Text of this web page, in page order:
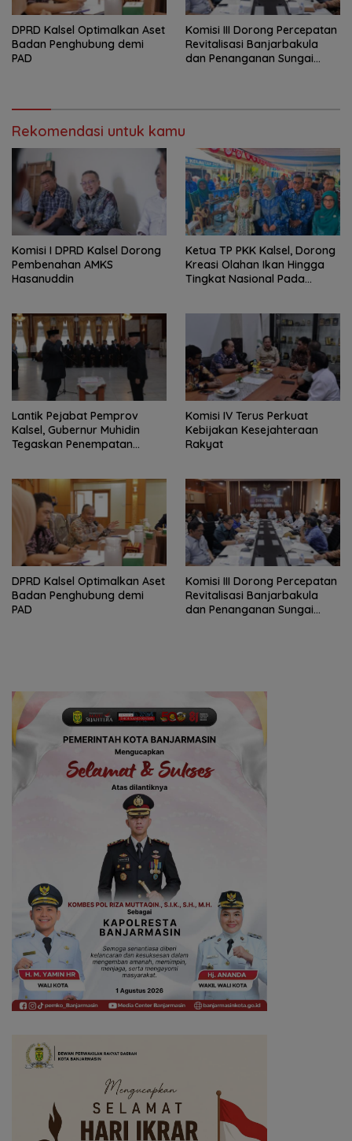
‎DPRD Kalsel Optimalkan Aset
Badan Penghubung demi
PAD
‎Komisi III Dorong Percepatan
Revitalisasi Banjarbakula
dan Penanganan Sungai
Rekomendasi untuk kamu
Komisi I DPRD Kalsel Dorong
Pembenahan AMKS
Hasanuddin
Ketua TP PKK Kalsel, Dorong
Kreasi Olahan Ikan Hingga
Tingkat Nasional Pada
Lantik Pejabat Pemprov
Kalsel, Gubernur Muhidin
Tegaskan Penempatan
Komisi IV Terus Perkuat
Kebijakan Kesejahteraan
Rakyat
‎DPRD Kalsel Optimalkan Aset
Badan Penghubung demi
PAD
‎Komisi III Dorong Percepatan
Revitalisasi Banjarbakula
dan Penanganan Sungai